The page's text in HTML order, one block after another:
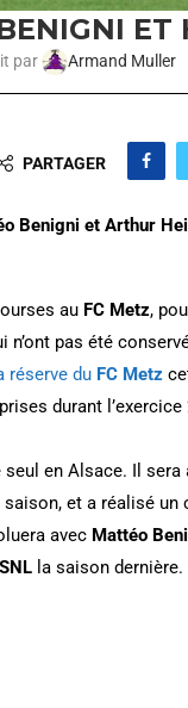
par Armand Muller
PARTAGER
Benigni et Arthur
au FC Metz,
pas été
réserve du FC Metz
durant l’exercice
en Alsace. Il sera
et a réalisé un
avec Mattéo
la saison